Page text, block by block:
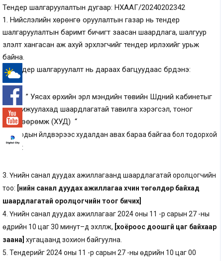
Тендер шалгаруулалтын дугаар: НХААГ/20240202342
1. Нийслэлийн хөрөнгө оруулалтын газар нь тендер
шалгаруулалтын баримт бичигт заасан шаардлага, шалгуур
үзүүлэлт хангасан аж ахуй эрхлэгчийг тендер ирүүлэхийг урьж
байна.
2. Тендер шалгаруулалт нь дараах багцуудаас бүрдэнэ:
1 ” Уясах өрхийн эрүүл мэндийн төвийн Шүдний кабинетыг
тохижуулахад шаардлагатай тавилга хэрэгсэл, тоног
төхөөрөмж (ХУД) “
Дотоодын үйлдвэрээс худалдан авах бараа байгаа бол тодорхой
бичих:
3. Үнийн санал дуудах ажиллагаанд шаардлагатай оролцогчийн
тоо: [үнийн санал дуудах ажиллагаа хүчин төгөлдөр байхад
шаардлагатай оролцогчийн тоог бичих]
4. Үнийн санал дуудах ажиллагааг 2024 оны 11 -р сарын 27 -ны
өдрийн 10 цаг 30 минут–д эхлүүлж, [хоёроос доошгүй цаг байхаар
заана] хугацаанд зохион байгуулна.
5. Тендерийг2024 оны 11 -р сарын 27 -ны өдрийн 10 цаг 00